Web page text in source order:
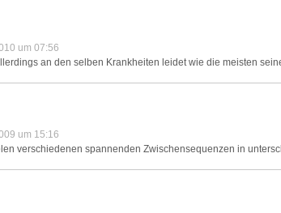
um 07:56
an den selben Krankheiten leidet wie die meisten
um 15:16
verschiedenen spannenden Zwischensequenzen in